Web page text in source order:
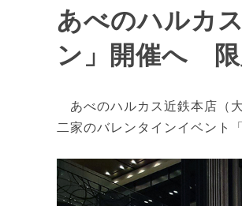
あべのハルカ
ン」開催へ
あべのハルカス近鉄本店（
二家のバレンタインイベント